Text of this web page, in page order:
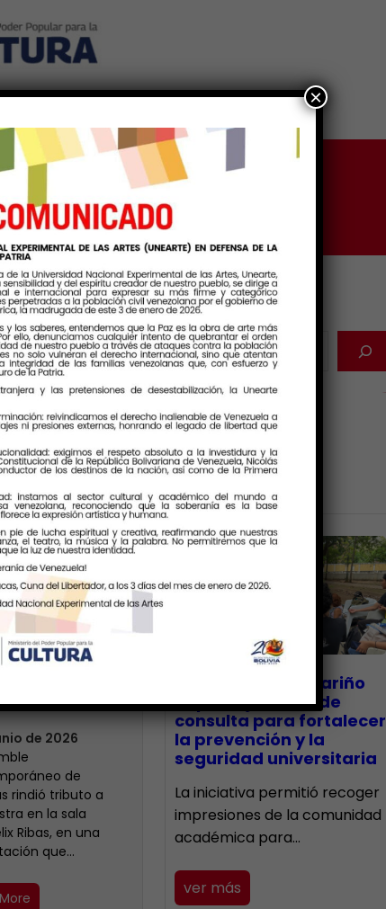
Ingreso
MusicaYArte
un
que
histórica
de 2026
de
rindió tributo a
en la sala
Ribas, en una
que…
Últimas Noticias
CECA Santiago Mariño
impulsó jornada de
consulta para fortalecer
la prevención y la
seguridad universitaria
La iniciativa permitió recoger
impresiones de la comunidad
académica para…
ver más
×